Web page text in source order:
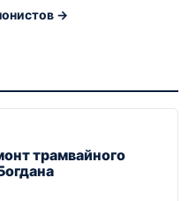
→
трамвайного